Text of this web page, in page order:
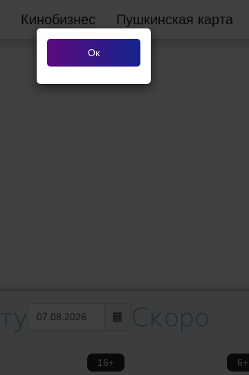
Кинобизнес Пушкинская карта
16+ 6+
Ок